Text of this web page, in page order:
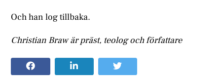
Och han log tillbaka.
Christian Braw är präst, teolog och författare